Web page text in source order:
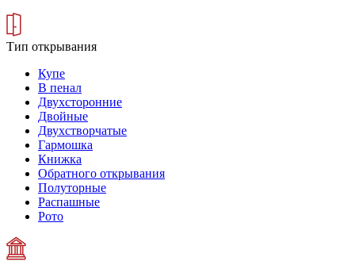
Тип открывания
Купе
В пенал
Двухсторонние
Двойные
Двухстворчатые
Гармошка
Книжка
Обратного открывания
Полуторные
Распашные
Рото